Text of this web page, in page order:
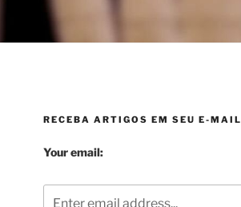
RECEBA ARTIGOS EM SEU E-MAIL
Your email: